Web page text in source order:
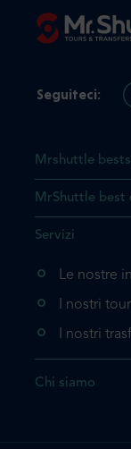
il prodotto
Mrshuttle
MrShuttle best
Servizi
Le nostre
I nostri tour
I nostri
Chi siamo
Seguiteci: